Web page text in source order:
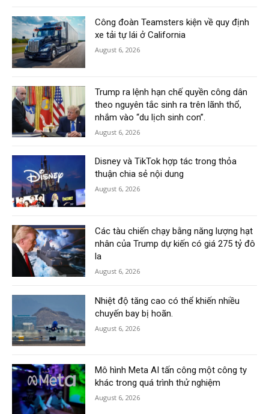
Công đoàn Teamsters kiện về quy định
xe tải tự lái ở California
August 6, 2026
Trump ra lệnh hạn chế quyền công dân
theo nguyên tắc sinh ra trên lãnh thổ,
nhắm vào “du lịch sinh con”.
August 6, 2026
Disney và TikTok hợp tác trong thỏa
thuận chia sẻ nội dung
August 6, 2026
Các tàu chiến chạy bằng năng lượng hạt
nhân của Trump dự kiến có giá 275 tỷ đô
la
August 6, 2026
Nhiệt độ tăng cao có thể khiến nhiều
chuyến bay bị hoãn.
August 6, 2026
Mô hình Meta AI tấn công một công ty
khác trong quá trình thử nghiệm
August 6, 2026